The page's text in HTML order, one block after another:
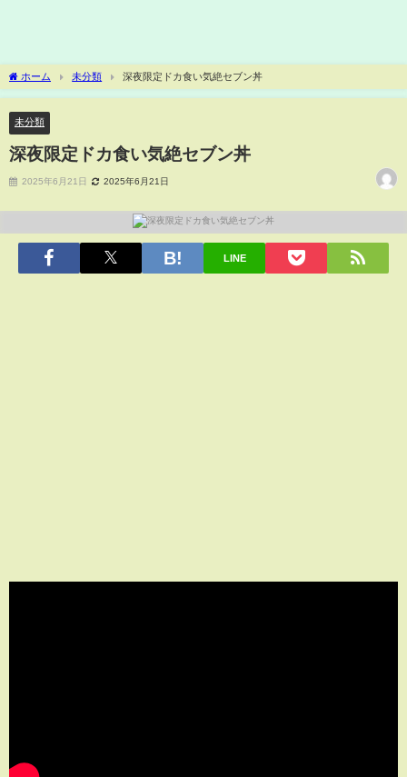
ホーム 未分類 深夜限定ドカ食い気絶セブン丼
未分類
深夜限定ドカ食い気絶セブン丼
2025年6月21日 2025年6月21日
LINE